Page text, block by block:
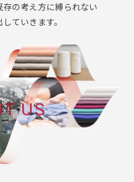
の考え⽅に縛られない
ていきます。
US